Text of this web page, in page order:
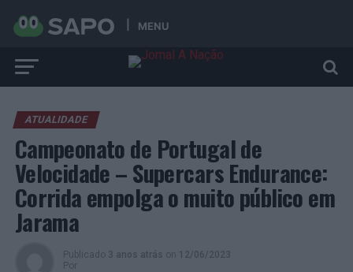
MENU
ATUALIDADE
Campeonato de Portugal de
Velocidade – Supercars Endurance:
Corrida empolga o muito público em
Jarama
Publicado 3 anos atrás on 12/06/2023
Por